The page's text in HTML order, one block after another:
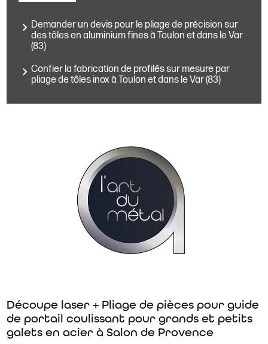
Demander un devis pour le pliage de précision sur
des tôles en aluminium fines à Toulon et dans le Var
(83)
Confier la fabrication de profilés sur mesure par
pliage de tôles inox à Toulon et dans le Var (83)
Découpe laser + Pliage de pièces pour guide
de portail coulissant pour grands et petits
galets en acier à Salon de Provence